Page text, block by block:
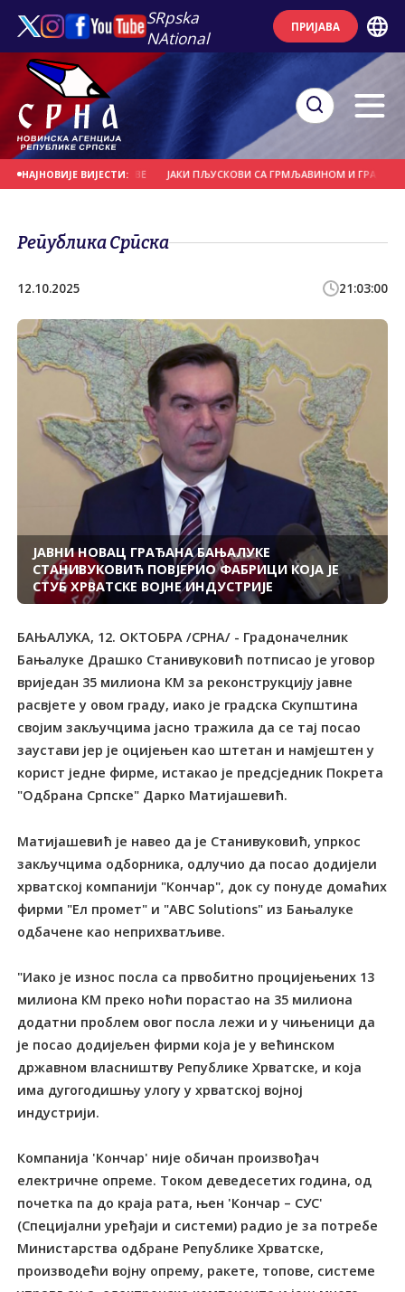
SRpska
NAtional
ПРИЈАВА
НАЈНОВИЈЕ ВИЈЕСТИ:
И НОСИЛА КРОВОВЕ ЈАКИ ПЉУСКОВИ СА ГРМЉАВИНОМ И ГРАДОМ У
Република Српска
12.10.2025 21:03:00
ЈАВНИ НОВАЦ ГРАЂАНА БАЊАЛУКЕ
СТАНИВУКОВИЋ ПОВЈЕРИО ФАБРИЦИ КОЈА ЈЕ
СТУБ ХРВАТСКЕ ВОЈНЕ ИНДУСТРИЈЕ
БАЊАЛУКА, 12. ОКТОБРА /СРНА/ - Градоначелник
Бањалуке Драшко Станивуковић потписао је уговор
вриједан 35 милиона КМ за реконструкцију јавне
расвјете у овом граду, иако је градска Скупштина
својим закључцима јасно тражила да се тај посао
заустави јер је оцијењен као штетан и намјештен у
корист једне фирме, истакао је предсједник Покрета
"Одбрана Српске" Дарко Матијашевић.
Матијашевић је навео да је Станивуковић, упркос
закључцима одборника, одлучио да посао додијели
хрватској компанији "Кончар", док су понуде домаћих
фирми "Ел промет" и "ABC Solutions" из Бањалуке
одбачене као неприхватљиве.
"Иако је износ посла са првобитно процијењених 13
милиона КМ преко ноћи порастао на 35 милиона
додатни проблем овог посла лежи и у чињеници да
је посао додијељен фирми која је у већинском
државном власништву Републике Хрватске, и која
има дугогодишњу улогу у хрватској војној
индустрији.
Компанија 'Кончар' није обичан произвођач
електричне опреме. Tоком деведесетих година, од
почетка па до краја рата, њен 'Кончар – СУС'
(Специјални уређаји и системи) радио је за потребе
Министарства одбране Републике Хрватске,
производећи војну опрему, ракете, топове, системе